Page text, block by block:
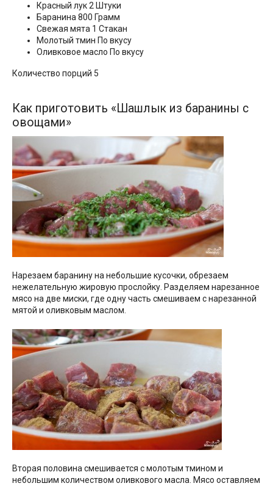
Красный лук 2 Штуки
Баранина 800 Грамм
Свежая мята 1 Стакан
Молотый тмин По вкусу
Оливковое масло По вкусу
Количество порций 5
Как приготовить «Шашлык из баранины с
овощами»
Нарезаем баранину на небольшие кусочки, обрезаем
нежелательную жировую прослойку. Разделяем нарезанное
мясо на две миски, где одну часть смешиваем с нарезанной
мятой и оливковым маслом.
Вторая половина смешивается с молотым тмином и
небольшим количеством оливкового масла. Мясо оставляем